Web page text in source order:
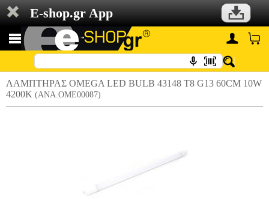
E-shop.gr App
ΛΑΜΠΤΗΡΑΣ OMEGA LED BULB 43148 T8 G13 60CM 10W
4200K (ANA.OME00087)